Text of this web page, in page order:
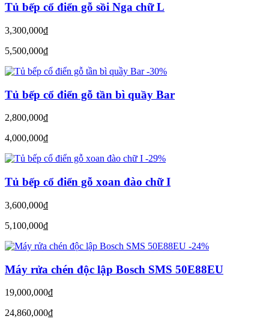
Tủ bếp cổ điển gỗ sồi Nga chữ L
3,300,000đ
5,500,000đ
-30%
Tủ bếp cổ điển gỗ tần bì quầy Bar
2,800,000đ
4,000,000đ
-29%
Tủ bếp cổ điển gỗ xoan đào chữ I
3,600,000đ
5,100,000đ
-24%
Máy rửa chén độc lập Bosch SMS 50E88EU
19,000,000đ
24,860,000đ